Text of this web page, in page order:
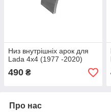
Низ внутрішніх арок для
Lada 4x4 (1977 -2020)
490 ₴
Про нас